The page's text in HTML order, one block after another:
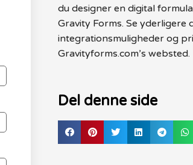
du designer en digital
Gravity Forms. Se yderligere
integrationsmuligheder og
Gravityforms.com’s websted.
Del denne side